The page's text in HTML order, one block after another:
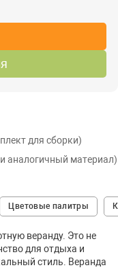
для сборки)
аналогичный материал)
Цветовые палитры
веранду. Это не
для отдыха и
стиль. Веранда